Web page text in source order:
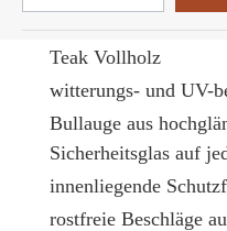
Teak Vollholz
witterungs- und UV-
Bullauge aus
Sicherheitsglas auf
innenliegende
rostfreie Beschläge